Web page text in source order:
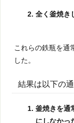
全く釜焼き
これらの鉄瓶を通
した。
結果は以下の通
釜焼きを通
にしなかっ